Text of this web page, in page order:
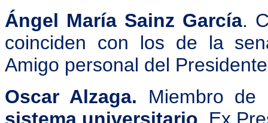
Ángel María Sainz García.
coinciden con los de la
Amigo personal del
Oscar Alzaga. Miembro